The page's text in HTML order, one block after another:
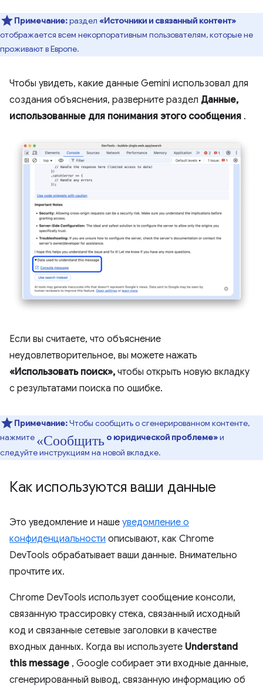
Примечание:раздел «Источники и связанный контент»
отображается всем некорпоративным пользователям, которые не
проживают в Европе.
Чтобы увидеть, какие данные Gemini использовал для
создания объяснения, разверните раздел Данные,
использованные для понимания этого сообщения .
Если вы считаете, что объяснение
неудовлетворительное, вы можете нажать
«Использовать поиск», чтобы открыть новую вкладку
с результатами поиска по ошибке.
Примечание:Чтобы сообщить о сгенерированном контенте,
нажмите «Сообщить о юридической проблеме»и
следуйте инструкциям на новой вкладке.
Как используются ваши данные
Это уведомление и наше уведомление о
конфиденциальности описывают, как Chrome
DevTools обрабатывает ваши данные. Внимательно
прочтите их.
Chrome DevTools использует сообщение консоли,
связанную трассировку стека, связанный исходный
код и связанные сетевые заголовки в качестве
входных данных. Когда вы используете Understand
this message , Google собирает эти входные данные,
сгенерированный вывод, связанную информацию об